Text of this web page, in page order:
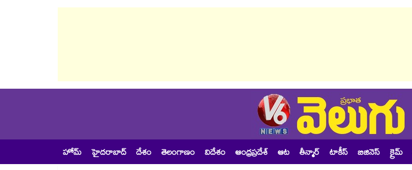
హోమ్ హైదరాబాద్ దేశం తెలంగాణం విదేశం ఆంధ్రప్రదేశ్ ఆట తీన్మార్ టాకీస్ బిజినెస్ క్రైమ్